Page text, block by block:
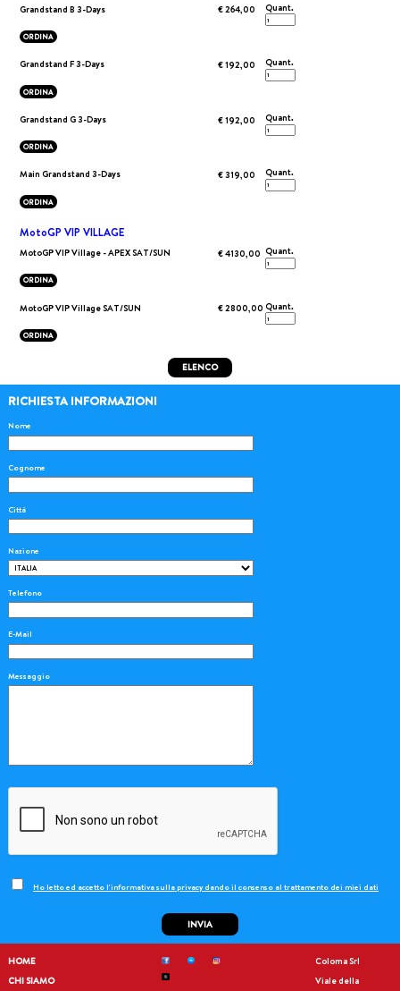
Grandstand B 3-Days € 264,00 Quant.
ORDINA
Grandstand F 3-Days € 192,00 Quant.
ORDINA
Grandstand G 3-Days € 192,00 Quant.
ORDINA
Main Grandstand 3-Days € 319,00 Quant.
ORDINA
MotoGP VIP VILLAGE
MotoGP VIP Village - APEX SAT/SUN € 4130,00 Quant.
ORDINA
MotoGP VIP Village SAT/SUN € 2800,00 Quant.
ORDINA
ELENCO
RICHIESTA INFORMAZIONI
Nome
Cognome
Città
Nazione
Telefono
E-Mail
Messaggio
Ho letto ed accetto l'informativa sulla privacy dando il consenso al trattamento dei miei dati
INVIA
HOME
CHI SIAMO
Coloma Srl
Viale della